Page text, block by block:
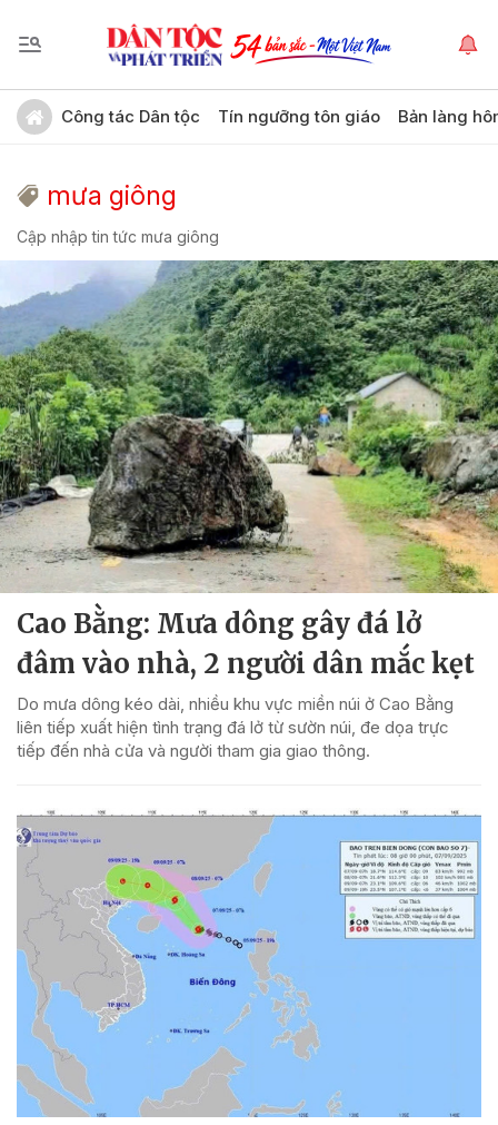
Công tác Dân tộc Tín ngưỡng tôn giáo Bản làng
mưa giông
Cập nhập tin tức mưa giông
Cao Bằng: Mưa dông gây đá lở
đâm vào nhà, 2 người dân mắc kẹt
Do mưa dông kéo dài, nhiều khu vực miền núi ở Cao Bằng
liên tiếp xuất hiện tình trạng đá lở từ sườn núi, đe dọa trực
tiếp đến nhà cửa và người tham gia giao thông.